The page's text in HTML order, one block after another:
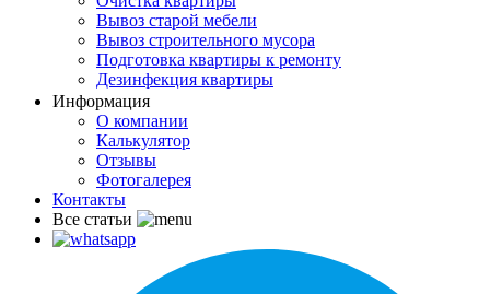
Вывоз старой мебели
Вывоз строительного мусора
Подготовка квартиры к ремонту
Дезинфекция квартиры
Информация
О компании
Калькулятор
Отзывы
Фотогалерея
Контакты
Все статьи